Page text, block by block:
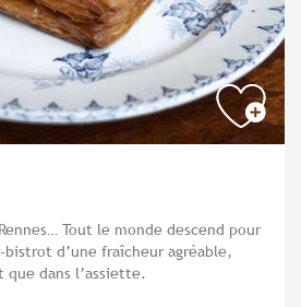
Tout le monde descend pour
bistrot d’une fraîcheur agréable,
que dans l’assiette.